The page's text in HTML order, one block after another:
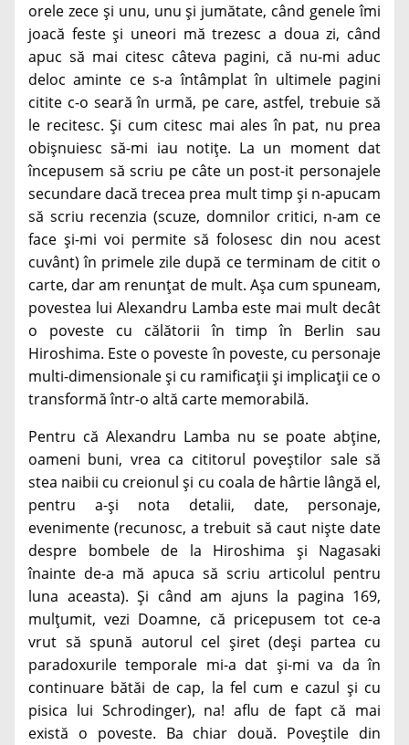
orele zece și unu, unu și jumătate, când genele îmi
joacă feste și uneori mă trezesc a doua zi, când
apuc să mai citesc câteva pagini, că nu-mi aduc
deloc aminte ce s-a întâmplat în ultimele pagini
citite c-o seară în urmă, pe care, astfel, trebuie să
le recitesc. Și cum citesc mai ales în pat, nu prea
obișnuiesc să-mi iau notițe. La un moment dat
începusem să scriu pe câte un post-it personajele
secundare dacă trecea prea mult timp și n-apucam
să scriu recenzia (scuze, domnilor critici, n-am ce
face și-mi voi permite să folosesc din nou acest
cuvânt) în primele zile după ce terminam de citit o
carte, dar am renunțat de mult. Așa cum spuneam,
povestea lui Alexandru Lamba este mai mult decât
o poveste cu călătorii în timp în Berlin sau
Hiroshima. Este o poveste în poveste, cu personaje
multi-dimensionale și cu ramificații și implicații ce o
transformă într-o altă carte memorabilă.
Pentru că Alexandru Lamba nu se poate abține,
oameni buni, vrea ca cititorul poveștilor sale să
stea naibii cu creionul și cu coala de hârtie lângă el,
pentru a-și nota detalii, date, personaje,
evenimente (recunosc, a trebuit să caut niște date
despre bombele de la Hiroshima și Nagasaki
înainte de-a mă apuca să scriu articolul pentru
luna aceasta). Și când am ajuns la pagina 169,
mulțumit, vezi Doamne, că pricepusem tot ce-a
vrut să spună autorul cel șiret (deși partea cu
paradoxurile temporale mi-a dat și-mi va da în
continuare bătăi de cap, la fel cum e cazul și cu
pisica lui Schrodinger), na! aflu de fapt că mai
există o poveste. Ba chiar două. Poveștile din